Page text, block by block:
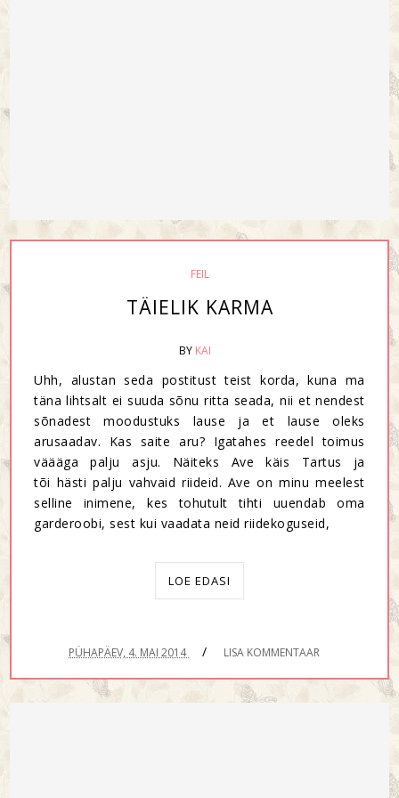
FEIL
TÄIELIK KARMA
BY KAI
Uhh, alustan seda postitust teist korda, kuna ma
täna lihtsalt ei suuda sõnu ritta seada, nii et nendest
sõnadest moodustuks lause ja et lause oleks
arusaadav. Kas saite aru? Igatahes reedel toimus
väääga palju asju. Näiteks Ave käis Tartus ja
tõi hästi palju vahvaid riideid. Ave on minu meelest
selline inimene, kes tohutult tihti uuendab oma
garderoobi, sest kui vaadata neid riidekoguseid,
LOE EDASI
PÜHAPÄEV, 4. MAI 2014 / LISA KOMMENTAAR